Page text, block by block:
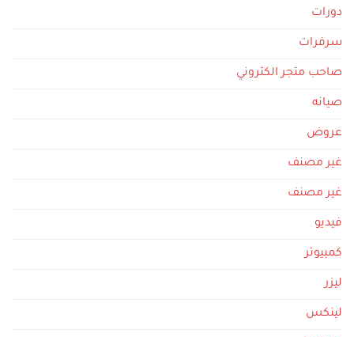
دورات
سرفرات
صاحب متجر الكتروني
صيانه
عروض
غير مصنف
غير مصنف
فيديو
كمبيوتر
ليزر
لينكس